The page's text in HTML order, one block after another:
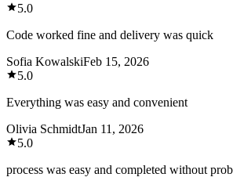
5.0
Code worked fine and delivery was quick
Sofia KowalskiFeb 15, 2026
5.0
Everything was easy and convenient
Olivia SchmidtJan 11, 2026
5.0
process was easy and completed without